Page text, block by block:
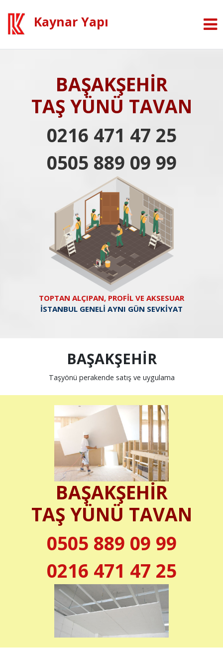
Kaynar Yapı
BAŞAKŞEHİR
TAŞ YÜNÜ TAVAN
0216 471 47 25
0505 889 09 99
TOPTAN ALÇIPAN, PROFİL VE AKSESUAR
İSTANBUL GENELİ AYNI GÜN SEVKİYAT
BAŞAKŞEHİR
Taşyönü perakende satış ve uygulama
BAŞAKŞEHİR
TAŞ YÜNÜ TAVAN
0505 889 09 99
0216 471 47 25